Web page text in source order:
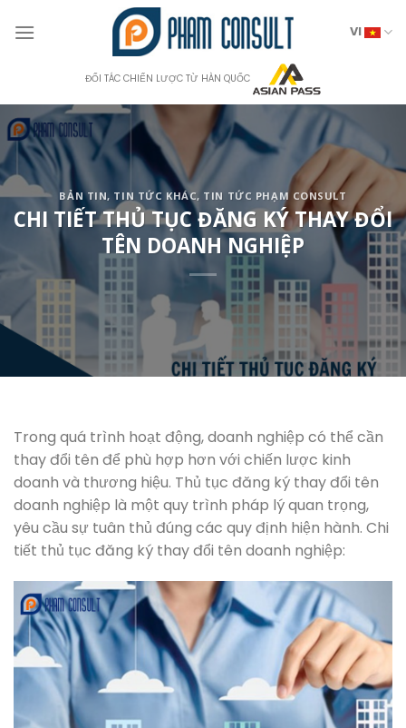
VI
ĐỐI TÁC CHIẾN LƯỢC TỪ HÀN QUỐC
BẢN TIN, TIN TỨC KHÁC, TIN TỨC PHẠM CONSULT
CHI TIẾT THỦ TỤC ĐĂNG KÝ THAY ĐỔI
TÊN DOANH NGHIỆP
Trong quá trình hoạt động, doanh nghiệp có thể cần
thay đổi tên để phù hợp hơn với chiến lược kinh
doanh và thương hiệu. Thủ tục đăng ký thay đổi tên
doanh nghiệp là một quy trình pháp lý quan trọng,
yêu cầu sự tuân thủ đúng các quy định hiện hành. Chi
tiết thủ tục đăng ký thay đổi tên doanh nghiệp: